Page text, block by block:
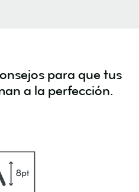
para que tus
a la perfección.